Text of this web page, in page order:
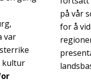
var
kultur
på vår
for å